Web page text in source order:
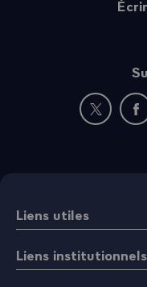
Nouvelle
Liens utiles
Liens institutionnels